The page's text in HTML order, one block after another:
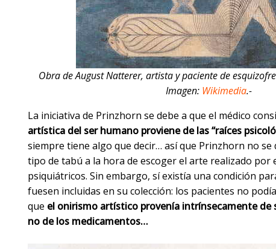
Obra de August Natterer, artista y paciente de
Imagen: Wikimedia.-
La iniciativa de Prinzhorn se debe a que el médico
artística del ser humano proviene de las “raíces
siempre tiene algo que decir… así que Prinzhorn no
tipo de tabú a la hora de escoger el arte realizado por
psiquiátricos. Sin embargo, sí existía una condición
fuesen incluidas en su colección: los pacientes no
que el onirismo artístico provenía intrínsecamente de
no de los medicamentos…